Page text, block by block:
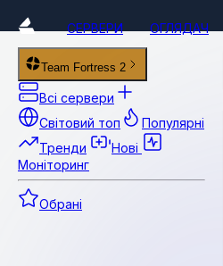
СЕРВЕРИ ОГЛЯДАЧ
Team Fortress 2
Всі сервери
Світовий топ
Популярні
Тренди
Нові
Моніторинг
Обрані